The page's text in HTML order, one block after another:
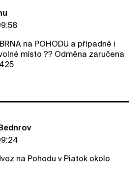
na POHODU a případně i
místo ?? Odměna zaručena
na Pohodu v Piatok okolo